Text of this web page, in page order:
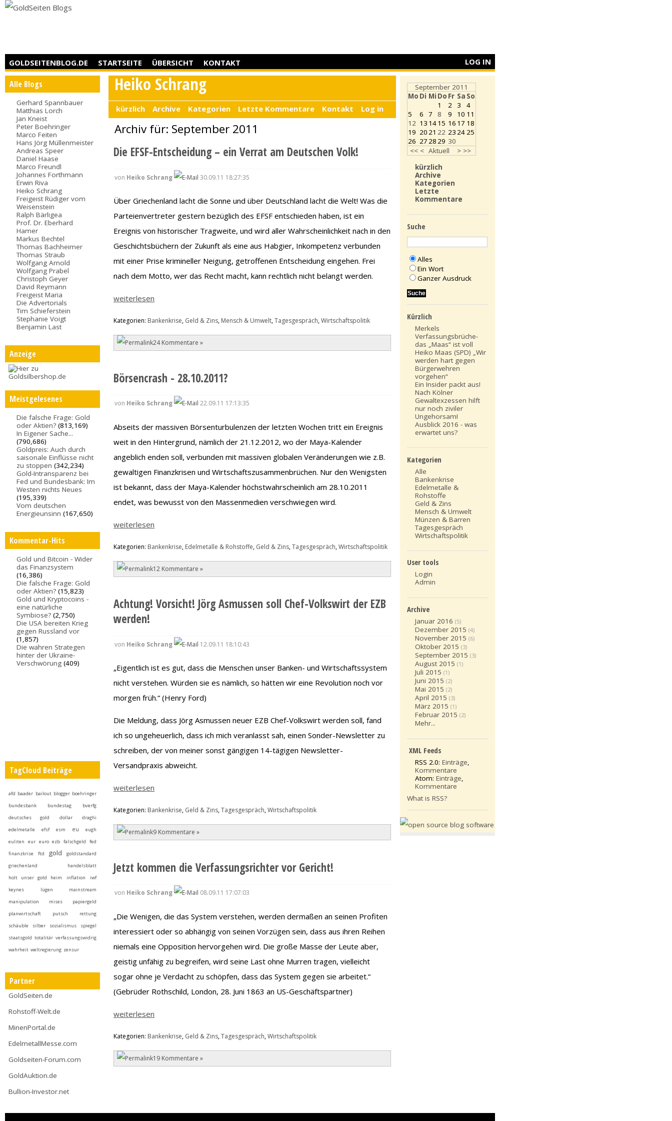
GOLDSEITENBLOG.DE STARTSEITE ÜBERSICHT KONTAKT LOG IN
Alle Blogs
Gerhard Spannbauer
Matthias Lorch
Jan Kneist
Peter Boehringer
Marco Feiten
Hans Jörg Müllenmeister
Andreas Speer
Daniel Haase
Marco Freundl
Johannes Forthmann
Erwin Riva
Heiko Schrang
Freigeist Rüdiger vom
Weisenstein
Ralph Bärligea
Prof. Dr. Eberhard
Hamer
Markus Bechtel
Thomas Bachheimer
Thomas Straub
Wolfgang Arnold
Wolfgang Prabel
Christoph Geyer
David Reymann
Freigeist Maria
Die Advertorials
Tim Schieferstein
Stephanie Voigt
Benjamin Last
Anzeige
Meistgelesenes
Die falsche Frage: Gold
oder Aktien? (813,169)
In Eigener Sache...
(790,686)
Goldpreis: Auch durch
saisonale Einflüsse nicht
zu stoppen (342,234)
Gold-Intransparenz bei
Fed und Bundesbank: Im
Westen nichts Neues
(195,339)
Vom deutschen
Energieunsinn (167,650)
Kommentar-Hits
Gold und Bitcoin - Wider
das Finanzsystem
(16,386)
Die falsche Frage: Gold
oder Aktien? (15,823)
Gold und Kryptocoins -
eine natürliche
Symbiose? (2,750)
Die USA bereiten Krieg
gegen Russland vor
(1,857)
Die wahren Strategen
hinter der Ukraine-
Verschwörung (409)
TagCloud Beiträge
afd baader bailout blogger boehringer
bundesbank
bundestag
bverfg
deutsches gold
dollar
draghi
edelmetalle
efsf esm eu
eugh
euliten
eur euro ezb falschgeld
fed
finanzkrise
ftd gold
goldstandard
griechenland
handelsblatt
holt unser gold heim
inflation
iwf
keynes
lügen
mainstream
manipulation
mises
papiergeld
planwirtschaft
putsch
rettung
schäuble
silber sozialismus
spiegel
staatsgold totalitär verfassungswidrig
wahrheit weltregierung zensur
Partner
GoldSeiten.de
Rohstoff-Welt.de
MinenPortal.de
EdelmetallMesse.com
Goldseiten-Forum.com
GoldAuktion.de
Bullion-Investor.net
Heiko Schrang
kürzlich Archive Kategorien Letzte Kommentare Kontakt Log in
Archiv für: September 2011
Die EFSF-Entscheidung – ein Verrat am Deutschen Volk!
von Heiko Schrang 30.09.11 18:27:35
Über Griechenland lacht die Sonne und über Deutschland lacht die Welt! Was die
Parteienvertreter gestern bezüglich des EFSF entschieden haben, ist ein
Ereignis von historischer Tragweite, und wird aller Wahrscheinlichkeit nach in den
Geschichtsbüchern der Zukunft als eine aus Habgier, Inkompetenz verbunden
mit einer Prise krimineller Neigung, getroffenen Entscheidung eingehen. Frei
nach dem Motto, wer das Recht macht, kann rechtlich nicht belangt werden.
weiterlesen
Kategorien: Bankenkrise, Geld & Zins, Mensch & Umwelt,Tagesgespräch,Wirtschaftspolitik
24 Kommentare »
Börsencrash - 28.10.2011?
von Heiko Schrang 22.09.11 17:13:35
Abseits der massiven Börsenturbulenzen der letzten Wochen tritt ein Ereignis
weit in den Hintergrund, nämlich der 21.12.2012, wo der Maya-Kalender
angeblich enden soll, verbunden mit massiven globalen Veränderungen wie z.B.
gewaltigen Finanzkrisen und Wirtschaftszusammenbrüchen. Nur den Wenigsten
ist bekannt, dass der Maya-Kalender höchstwahrscheinlich am 28.10.2011
endet, was bewusst von den Massenmedien verschwiegen wird.
weiterlesen
Kategorien: Bankenkrise, Edelmetalle & Rohstoffe, Geld & Zins,Tagesgespräch,Wirtschaftspolitik
12 Kommentare »
Achtung! Vorsicht! Jörg Asmussen soll Chef-Volkswirt der EZB
werden!
von Heiko Schrang 12.09.11 18:10:43
„Eigentlich ist es gut, dass die Menschen unser Banken- und Wirtschaftssystem
nicht verstehen. Würden sie es nämlich, so hätten wir eine Revolution noch vor
morgen früh.“ (Henry Ford)
Die Meldung, dass Jörg Asmussen neuer EZB Chef-Volkswirt werden soll, fand
ich so ungeheuerlich, dass ich mich veranlasst sah, einen Sonder-Newsletter zu
schreiben, der von meiner sonst gängigen 14-tägigen Newsletter-
Versandpraxis abweicht.
weiterlesen
Kategorien: Bankenkrise, Geld & Zins,Tagesgespräch,Wirtschaftspolitik
9 Kommentare »
Jetzt kommen die Verfassungsrichter vor Gericht!
von Heiko Schrang 08.09.11 17:07:03
„Die Wenigen, die das System verstehen, werden dermaßen an seinen Profiten
interessiert oder so abhängig von seinen Vorzügen sein, dass aus ihren Reihen
niemals eine Opposition hervorgehen wird. Die große Masse der Leute aber,
geistig unfähig zu begreifen, wird seine Last ohne Murren tragen, vielleicht
sogar ohne je Verdacht zu schöpfen, dass das System gegen sie arbeitet.“
(Gebrüder Rothschild, London, 28. Juni 1863 an US-Geschäftspartner)
weiterlesen
Kategorien: Bankenkrise, Geld & Zins,Tagesgespräch,Wirtschaftspolitik
19 Kommentare »
September 2011
Mo Di Mi Do Fr Sa So
<< < Aktuell > >>
1 2 3
4
5
6 7 8 9 10 11
12 13 1415 16 17 18
19 2021 22 232425
26 272829 30
kürzlich
Archive
Kategorien
Letzte
Kommentare
Suche
Alles
Ein Wort
Ganzer Ausdruck
Kürzlich
Merkels
Verfassungsbrüche-
das „Maas“ ist voll
Heiko Maas (SPD) „Wir
werden hart gegen
Bürgerwehren
vorgehen“
Ein Insider packt aus!
Nach Kölner
Gewaltexzessen hilft
nur noch ziviler
Ungehorsam!
Ausblick 2016 - was
erwartet uns?
Kategorien
Alle
Bankenkrise
Edelmetalle &
Rohstoffe
Geld & Zins
Mensch & Umwelt
Münzen & Barren
Tagesgespräch
Wirtschaftspolitik
User tools
Login
Admin
Archive
Januar 2016 (5)
Dezember 2015 (4)
November 2015 (6)
Oktober 2015 (3)
September 2015 (3)
August 2015 (1)
Juli 2015 (1)
Juni 2015 (2)
Mai 2015 (2)
April 2015 (3)
März 2015 (1)
Februar 2015 (2)
Mehr...
XML Feeds
RSS 2.0:Einträge,
Kommentare
Atom:Einträge,
Kommentare
What is RSS?